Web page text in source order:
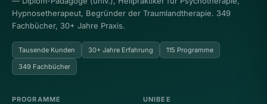
Hypnosetherapeut, Begründer der Traumlandtherapie. 349
Fachbücher, 30+ Jahre Praxis.
Tausende Kunden 30+ Jahre Erfahrung
115 Programme
349 Fachbücher
PROGRAMME UNIBEE